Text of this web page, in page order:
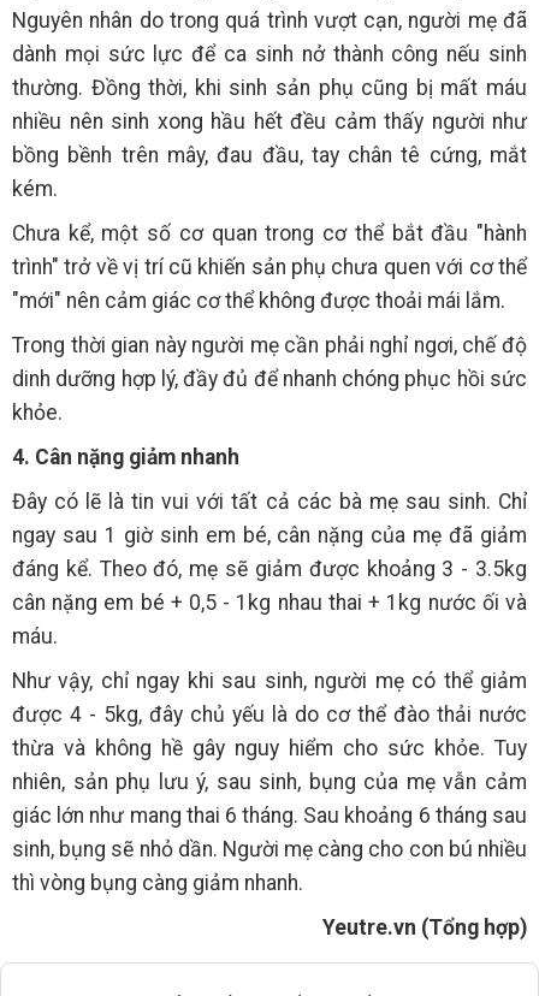
Nguyên nhân do trong quá trình vượt cạn, người mẹ đã
dành mọi sức lực để ca sinh nở thành công nếu sinh
thường. Đồng thời, khi sinh sản phụ cũng bị mất máu
nhiều nên sinh xong hầu hết đều cảm thấy người như
bồng bềnh trên mây, đau đầu, tay chân tê cứng, mắt
kém.
Chưa kể, một số cơ quan trong cơ thể bắt đầu "hành
trình" trở về vị trí cũ khiến sản phụ chưa quen với cơ thể
"mới" nên cảm giác cơ thể không được thoải mái lắm.
Trong thời gian này người mẹ cần phải nghỉ ngơi, chế độ
dinh dưỡng hợp lý, đầy đủ để nhanh chóng phục hồi sức
khỏe.
4. Cân nặng giảm nhanh
Đây có lẽ là tin vui với tất cả các bà mẹ sau sinh. Chỉ
ngay sau 1 giờ sinh em bé, cân nặng của mẹ đã giảm
đáng kể. Theo đó, mẹ sẽ giảm được khoảng 3 - 3.5kg
cân nặng em bé + 0,5 - 1kg nhau thai + 1kg nước ối và
máu.
Như vậy, chỉ ngay khi sau sinh, người mẹ có thể giảm
được 4 - 5kg, đây chủ yếu là do cơ thể đào thải nước
thừa và không hề gây nguy hiểm cho sức khỏe. Tuy
nhiên, sản phụ lưu ý, sau sinh, bụng của mẹ vẫn cảm
giác lớn như mang thai 6 tháng. Sau khoảng 6 tháng sau
sinh, bụng sẽ nhỏ dần. Người mẹ càng cho con bú nhiều
thì vòng bụng càng giảm nhanh.
Yeutre.vn (Tổng hợp)